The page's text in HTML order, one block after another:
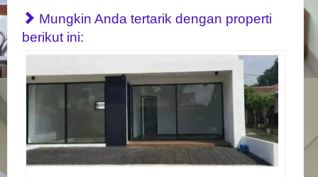
Mungkin Anda tertarik dengan properti
berikut ini: